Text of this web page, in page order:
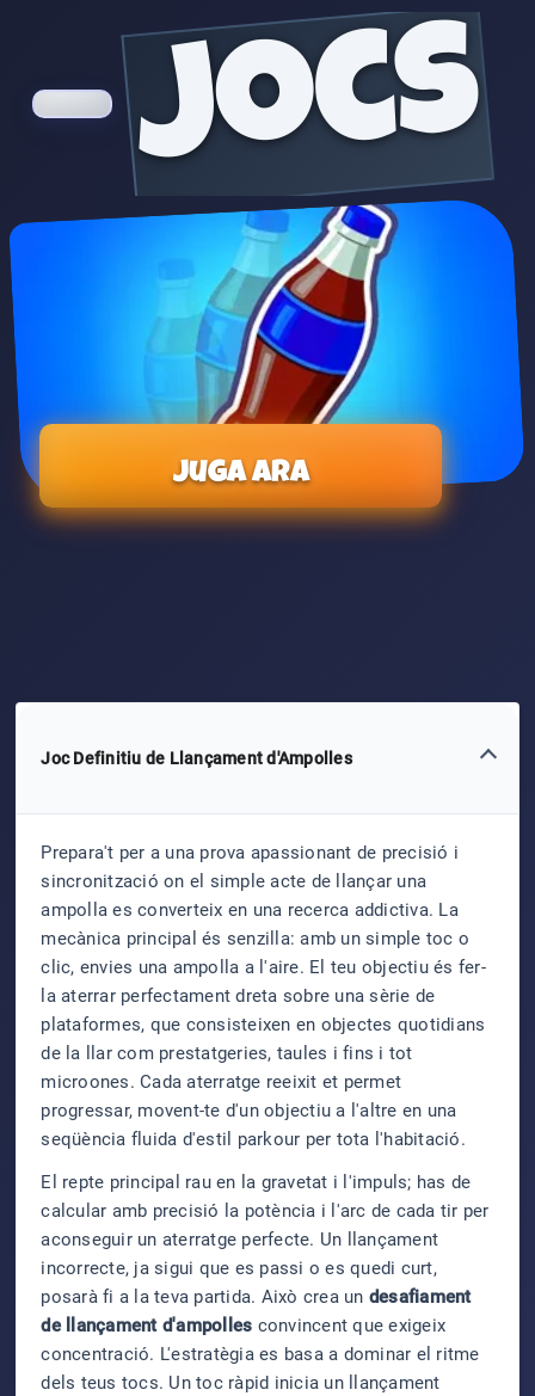
jocs
Juga ara
Joc Definitiu de Llançament d'Ampolles
Prepara't per a una prova apassionant de precisió i
sincronització on el simple acte de llançar una
ampolla es converteix en una recerca addictiva. La
mecànica principal és senzilla: amb un simple toc o
clic, envies una ampolla a l'aire. El teu objectiu és fer-
la aterrar perfectament dreta sobre una sèrie de
plataformes, que consisteixen en objectes quotidians
de la llar com prestatgeries, taules i fins i tot
microones. Cada aterratge reeixit et permet
progressar, movent-te d'un objectiu a l'altre en una
seqüència fluida d'estil parkour per tota l'habitació.
El repte principal rau en la gravetat i l'impuls; has de
calcular amb precisió la potència i l'arc de cada tir per
aconseguir un aterratge perfecte. Un llançament
incorrecte, ja sigui que es passi o es quedi curt,
posarà fi a la teva partida. Això crea un desafiament
de llançament d'ampolles convincent que exigeix
concentració. L'estratègia es basa a dominar el ritme
dels teus tocs. Un toc ràpid inicia un llançament